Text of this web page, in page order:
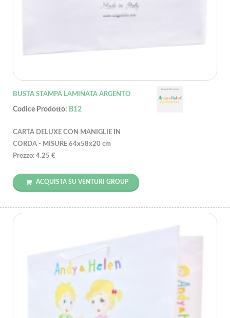
BUSTA STAMPA LAMINATA ARGENTO
Codice Prodotto: B12
CARTA DELUXE CON MANIGLIE IN
CORDA - MISURE 64x58x20 cm
Prezzo: 4.25 €
ACQUISTA SU VENTURI GROUP